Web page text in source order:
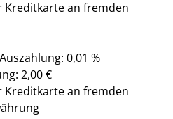
Kreditkarte an fremden
0,01 %
2,00 €
Kreditkarte an fremden